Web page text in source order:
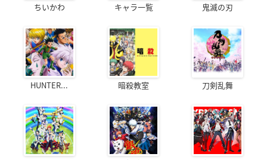
ちいかわ キャラ一覧 鬼滅の刃
HUNTER... 暗殺教室 刀剣乱舞